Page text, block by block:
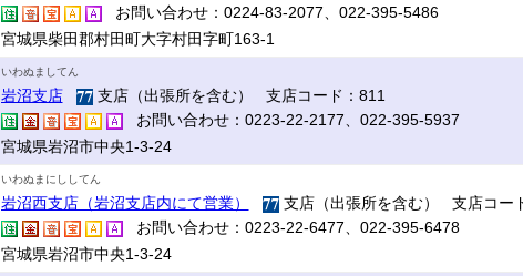
お問い合わせ：0224-83-2077、022-395-5486
宮城県柴田郡村田町大字村田字町163-1
いわぬましてん
岩沼支店
支店（出張所を含む） 支店コード：811
お問い合わせ：0223-22-2177、022-395-5937
宮城県岩沼市中央1-3-24
いわぬまにししてん
岩沼西支店（岩沼支店内にて営業）
支店（出張所を含む） 支店コー
お問い合わせ：0223-22-6477、022-395-6478
宮城県岩沼市中央1-3-24